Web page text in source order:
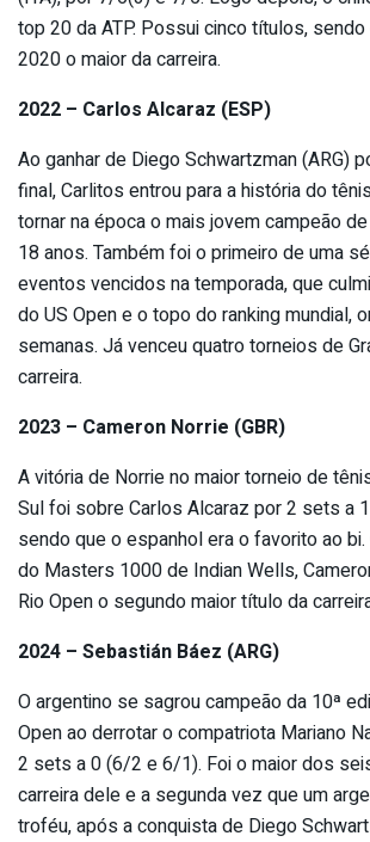
top 20 da ATP. Possui cinco títulos,
2020 o maior da carreira.
2022 – Carlos Alcaraz (ESP)
Ao ganhar de Diego Schwartzman (ARG)
final, Carlitos entrou para a história do
tornar na época o mais jovem campeão
18 anos. Também foi o primeiro de uma
eventos vencidos na temporada, que
do US Open e o topo do ranking mundial,
semanas. Já venceu quatro torneios de
carreira.
2023 – Cameron Norrie (GBR)
A vitória de Norrie no maior torneio de
Sul foi sobre Carlos Alcaraz por 2 sets a
sendo que o espanhol era o favorito ao
do Masters 1000 de Indian Wells,
Rio Open o segundo maior título da
2024 – Sebastián Báez (ARG)
O argentino se sagrou campeão da 10ª
Open ao derrotar o compatriota Mariano
2 sets a 0 (6/2 e 6/1). Foi o maior dos
carreira dele e a segunda vez que um
troféu, após a conquista de Diego